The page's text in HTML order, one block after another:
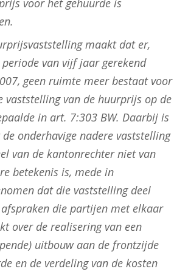
voor het gehuurde is
maakt dat er,
periode van vijf jaar gerekend
geen ruimte meer bestaat voor
vaststelling van de huurprijs op de
in art. 7:303 BW. Daarbij is
onderhavige nadere vaststelling
van de kantonrechter niet van
betekenis is, mede in
dat die vaststelling deel
die partijen met elkaar
over de realisering van een
uitbouw aan de frontzijde
en de verdeling van de kosten